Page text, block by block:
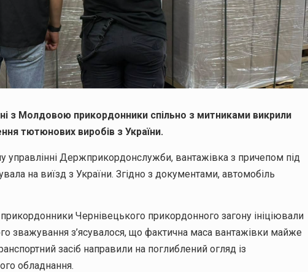
з Молдовою прикордонники спільно з митниками викрили
тютюнових виробів з України.
управлінні Держприкордонслужби, вантажівка з причепом під
на виїзд з України. Згідно з документами, автомобіль
Чернівецького прикордонного загону ініціювали
зважування з’ясувалося, що фактична маса вантажівки майже
засіб направили на поглиблений огляд із
обладнання.